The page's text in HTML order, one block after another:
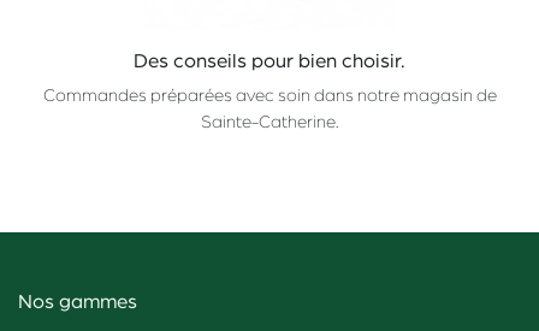
Des conseils pour bien choisir.
Commandes préparées avec soin dans notre magasin de
Sainte-Catherine.
Nos gammes